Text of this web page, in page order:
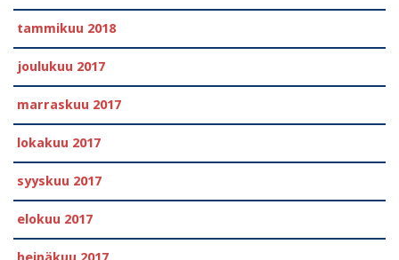
tammikuu 2018
joulukuu 2017
marraskuu 2017
lokakuu 2017
syyskuu 2017
elokuu 2017